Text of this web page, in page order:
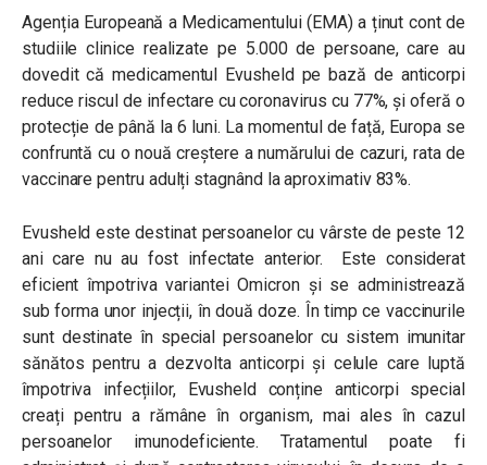
Agenția Europeană a Medicamentului (EMA) a ținut cont de
studiile clinice realizate pe 5.000 de persoane, care au
dovedit că medicamentul Evusheld pe bază de anticorpi
reduce riscul de infectare cu coronavirus cu 77%, și oferă o
protecție de până la 6 luni. La momentul de față, Europa se
confruntă cu o nouă creștere a numărului de cazuri, rata de
vaccinare pentru adulți stagnând la aproximativ 83%.
Evusheld este destinat persoanelor cu vârste de peste 12
ani care nu au fost infectate anterior. Este considerat
eficient împotriva variantei Omicron și se administrează
sub forma unor injecții, în două doze. În timp ce vaccinurile
sunt destinate în special persoanelor cu sistem imunitar
sănătos pentru a dezvolta anticorpi și celule care luptă
împotriva infecțiilor, Evusheld conține anticorpi special
creați pentru a rămâne în organism, mai ales în cazul
persoanelor imunodeficiente. Tratamentul poate fi